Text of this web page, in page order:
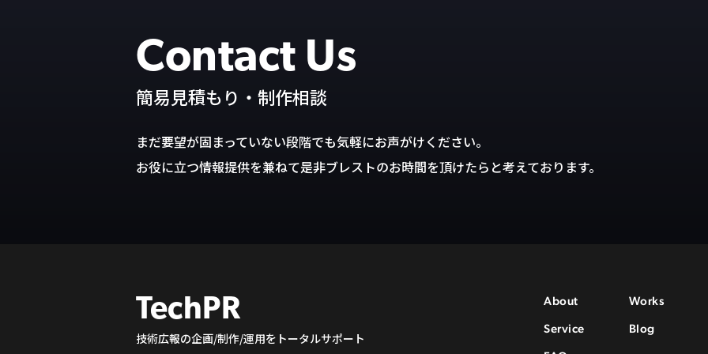
Contact Us
簡易見積もり・制作相談
まだ要望が固まっていない段階でも気軽にお声がけください。
お役に立つ情報提供を兼ねて是非ブレストのお時間を頂けたらと考えております。
TechPR
技術広報の企画/制作/運用をトータルサポート
About
Service
Works
Blog